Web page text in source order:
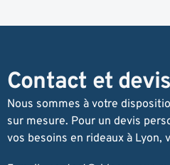
Contact et devis
Nous sommes à votre
sur mesure. Pour un devis
vos besoins en rideaux à Lyon,